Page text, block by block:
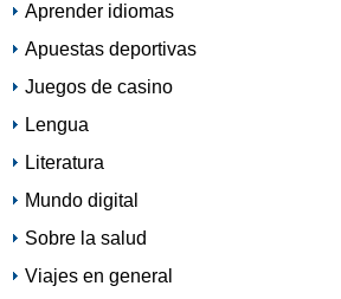
Aprender idiomas
Apuestas deportivas
Juegos de casino
Lengua
Literatura
Mundo digital
Sobre la salud
Viajes en general